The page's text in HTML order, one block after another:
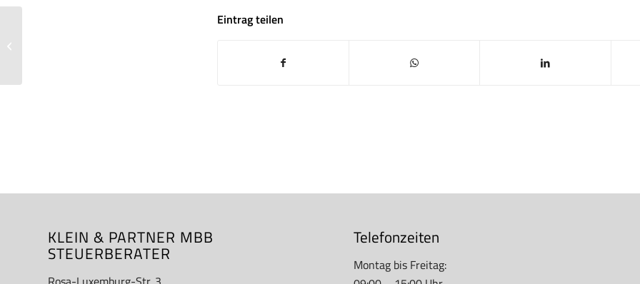
Eintrag teilen
KLEIN & PARTNER MBB
STEUERBERATER
Telefonzeiten
Montag bis Freitag: